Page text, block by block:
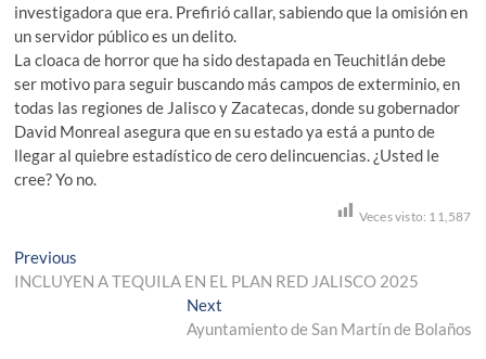
investigadora que era. Prefirió callar, sabiendo que la omisión en
un servidor público es un delito.
La cloaca de horror que ha sido destapada en Teuchitlán debe
ser motivo para seguir buscando más campos de exterminio, en
todas las regiones de Jalisco y Zacatecas, donde su gobernador
David Monreal asegura que en su estado ya está a punto de
llegar al quiebre estadístico de cero delincuencias. ¿Usted le
cree? Yo no.
Veces visto: 11,587
Navegación
de
Previous
post:
INCLUYEN A TEQUILA EN EL PLAN RED JALISCO 2025
NextNext
post:
Ayuntamiento de San Martín de Bolaños